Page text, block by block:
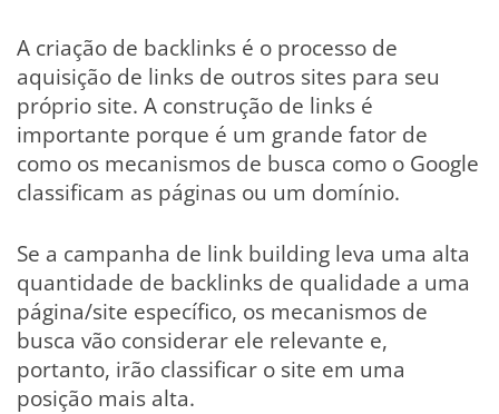
A criação de backlinks é o processo de
aquisição de links de outros sites para seu
próprio site. A construção de links é
importante porque é um grande fator de
como os mecanismos de busca como o Google
classificam as páginas ou um domínio.
Se a campanha de link building leva uma alta
quantidade de backlinks de qualidade a uma
página/site específico, os mecanismos de
busca vão considerar ele relevante e,
portanto, irão classificar o site em uma
posição mais alta.